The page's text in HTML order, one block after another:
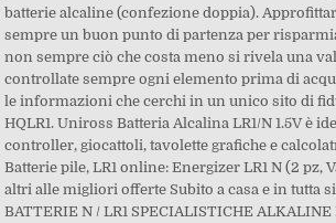
batterie alcaline (confezione doppia).
sempre un buon punto di partenza per
non sempre ciò che costa meno si rivela una
controllate sempre ogni elemento prima di
le informazioni che cerchi in un unico sito di
HQLR1. Uniross Batteria Alcalina LR1/N 1.5V è
controller, giocattoli, tavolette grafiche e
Batterie pile, LR1 online: Energizer LR1 N (2 pz,
altri alle migliori offerte Subito a casa e in tutta
BATTERIE N / LR1 SPECIALISTICHE ALKALINE